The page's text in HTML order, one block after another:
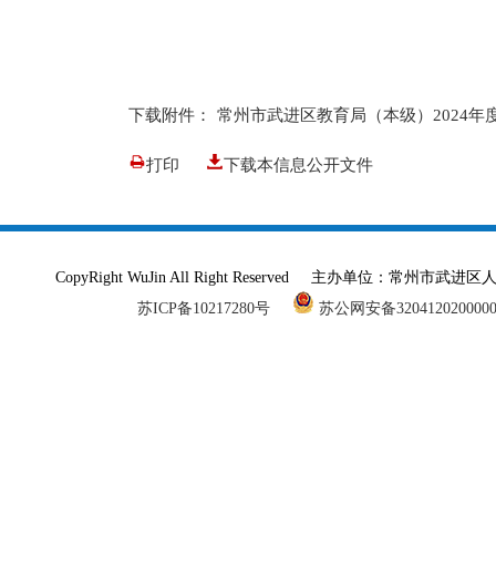
下载附件： 常州市武进区教育局（本级）2024年
打印 下载本信息公开文件
CopyRight WuJin All Right Reserved 主办单位：常州市武进
苏ICP备10217280号
苏公网安备